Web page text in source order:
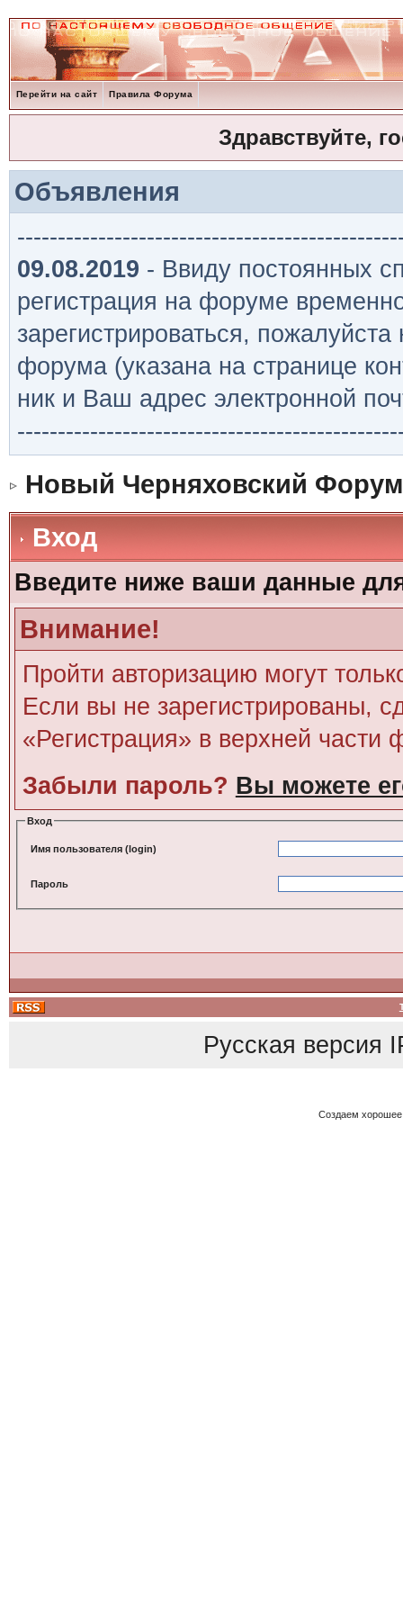
Перейти на сайт Правила Форума
Здравствуйте,
Объявления
09.08.2019 - Ввиду постоянных
регистрация на форуме
зарегистрироваться,
форума (указана на странице
ник и Ваш адрес электронной
Новый Черняховский Форум
Вход
Введите ниже ваши данные
Внимание!
Пройти авторизацию могут
Если вы не зарегистрированы,
«Регистрация» в верхней части
Забыли пароль? Вы можете
Вход
Имя пользователя (login)
Пароль
Русская версия
Создаем